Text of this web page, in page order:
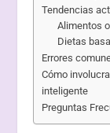
Tendencias
Alimentos
Dietas
Errores
Cómo
inteligente
Preguntas